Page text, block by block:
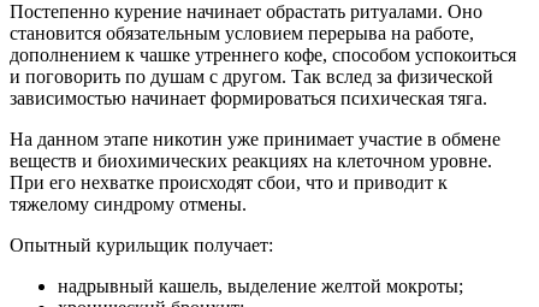
Постепенно курение начинает обрастать ритуалами. Оно
становится обязательным условием перерыва на работе,
дополнением к чашке утреннего кофе, способом успокоиться
и поговорить по душам с другом. Так вслед за физической
зависимостью начинает формироваться психическая тяга.
На данном этапе никотин уже принимает участие в обмене
веществ и биохимических реакциях на клеточном уровне.
При его нехватке происходят сбои, что и приводит к
тяжелому синдрому отмены.
Опытный курильщик получает:
надрывный кашель, выделение желтой мокроты;